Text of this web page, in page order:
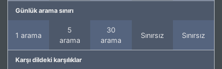
Günlük arama sınırı
1 arama
5
arama
30
arama
Sınırsız Sınırsız
Karşı dildeki karşılıklar